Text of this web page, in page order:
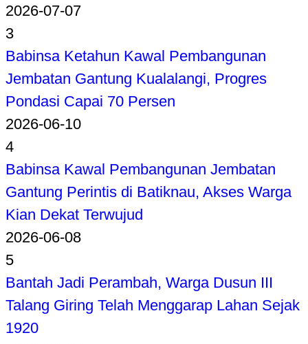
2026-07-07
3
Babinsa Ketahun Kawal Pembangunan
Jembatan Gantung Kualalangi, Progres
Pondasi Capai 70 Persen
2026-06-10
4
Babinsa Kawal Pembangunan Jembatan
Gantung Perintis di Batiknau, Akses Warga
Kian Dekat Terwujud
2026-06-08
5
Bantah Jadi Perambah, Warga Dusun III
Talang Giring Telah Menggarap Lahan Sejak
1920